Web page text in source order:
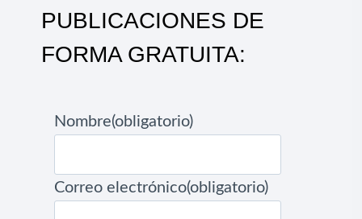
PUBLICACIONES DE
FORMA GRATUITA:
Nombre(obligatorio)
Correo electrónico(obligatorio)